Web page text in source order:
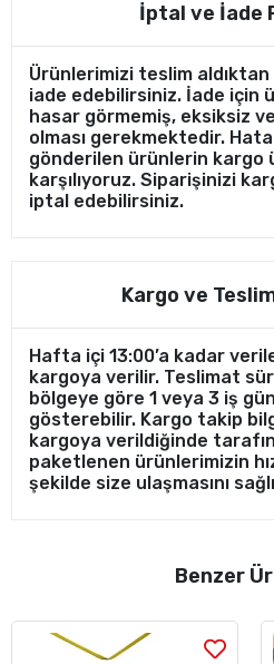
İptal ve İade
Ürünlerimizi teslim
iade edebilirsiniz. İade için
hasar görmemiş, eksiksiz
olması gerekmektedir.
gönderilen ürünlerin kargo
karşılıyoruz. Siparişinizi
iptal edebilirsiniz.
Kargo ve
Hafta içi 13:00’a kadar
kargoya verilir. Teslimat
bölgeye göre 1 veya 3 iş
gösterebilir. Kargo takip
kargoya verildiğinde
paketlenen ürünlerimizin
şekilde size ulaşmasını
Benzer